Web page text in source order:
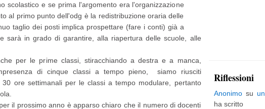
scolastico e se prima l'argomento era l'organizzazione
al primo punto dell'odg è la redistribuzione oraria delle
taglio dei posti implica prospettare (fare i conti) già a
sarà in grado di garantire, alla riapertura delle scuole, alle
per le prime classi, stiracchiando a destra e a manca,
di cinque classi a tempo pieno, siamo riusciti
ore settimanali per le classi a tempo modulare, pertanto
il prossimo anno è apparso chiaro che il numero di docenti
t
i
ù
Riflessioni
Anonimosu
ha scritto